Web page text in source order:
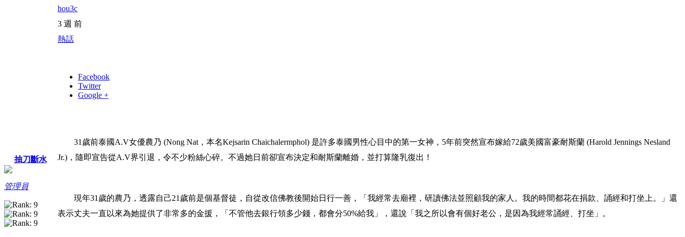
抽刀斷水
管理員
hou3c
3 週 前
熱話
Facebook
Twitter
Google +
31歲前泰國A.V女優農乃 (Nong Nat，本名Kejsarin Chaichalermphol) 是許多泰國男性心目中的第一女神，5年前突然宣布嫁給72歲美國富豪耐斯蘭 (Harold Jennings Nesland
Jr.)，隨即宣告從A.V界引退，令不少粉絲心碎。不過她日前卻宣布決定和耐斯蘭離婚，並打算隆乳復出！
現年31歲的農乃，透露自己21歲前是個基督徒，自從改信佛教後開始日行一善，「我經常去廟裡，研讀佛法並照顧我的家人。我的時間都花在捐款、誦經和打坐上。」還
表示丈夫一直以來為她提供了非常多的金援，「不管他去銀行領多少錢，都會分50%給我」，還說「我之所以會有個好老公，是因為我經常誦經、打坐」。